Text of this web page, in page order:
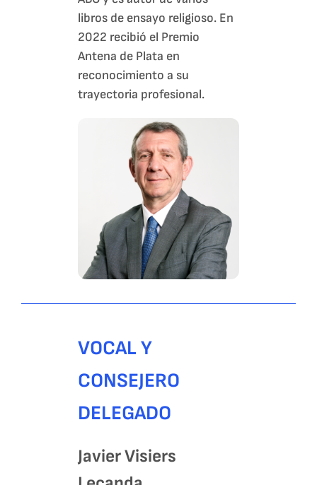
libros de ensayo religioso. En
2022 recibió el Premio
Antena de Plata en
reconocimiento a su
trayectoria profesional.
VOCAL Y
CONSEJERO
DELEGADO
Javier Visiers